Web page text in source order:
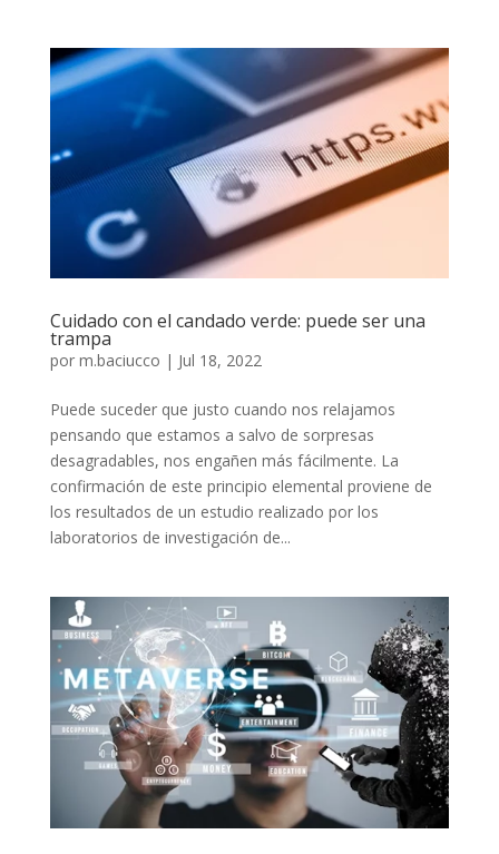
Cuidado con el candado verde: puede ser una
trampa
por m.baciucco | Jul 18, 2022
Puede suceder que justo cuando nos relajamos
pensando que estamos a salvo de sorpresas
desagradables, nos engañen más fácilmente. La
confirmación de este principio elemental proviene de
los resultados de un estudio realizado por los
laboratorios de investigación de...